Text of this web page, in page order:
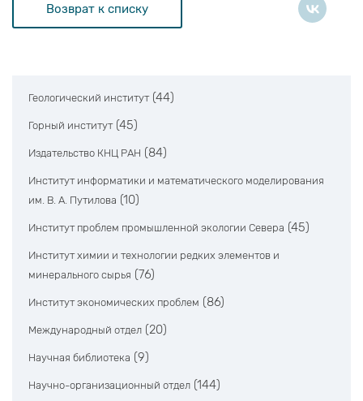
Возврат к списку
Геологический институт (44)
Горный институт (45)
Издательство КНЦ РАН (84)
Институт информатики и математического моделирования
им. В. А. Путилова (10)
Институт проблем промышленной экологии Севера (45)
Институт химии и технологии редких элементов и
минерального сырья (76)
Институт экономических проблем (86)
Международный отдел (20)
Научная библиотека (9)
Научно-организационный отдел (144)